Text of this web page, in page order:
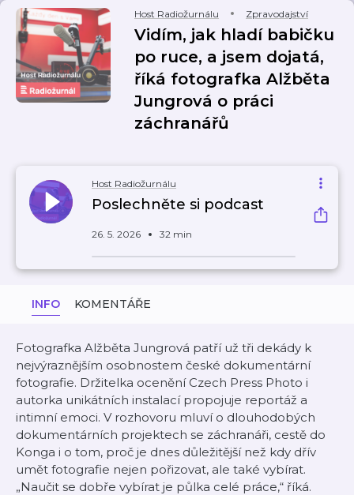
Host Radiožurnálu Zpravodajství
Vidím, jak hladí babičku
po ruce, a jsem dojatá,
říká fotografka Alžběta
Jungrová o práci
záchranářů
Host Radiožurnálu
Poslechněte si podcast
26. 5. 2026 32 min
INFO KOMENTÁŘE
Fotografka Alžběta Jungrová patří už tři dekády k
nejvýraznějším osobnostem české dokumentární
fotografie. Držitelka ocenění Czech Press Photo i
autorka unikátních instalací propojuje reportáž a
intimní emoci. V rozhovoru mluví o dlouhodobých
dokumentárních projektech se záchranáři, cestě do
Konga i o tom, proč je dnes důležitější než kdy dřív
umět fotografie nejen pořizovat, ale také vybírat.
„Naučit se dobře vybírat je půlka celé práce,“ říká.